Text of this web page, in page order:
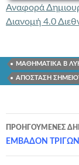
Αναφορά
Διανομή 4.0
ΜΑΘΗΜΑΤΙΚΑ Β
ΑΠΟΣΤΑΣΗ
Πλοήγηση
άρθρων
ΠΡΟΗΓΟΎΜΕΝΕΣ
ΕΜΒΑΔΟΝ